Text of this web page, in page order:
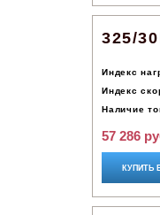
325/
Индекс
Индекс
Наличие
57 286
КУПИТЬ